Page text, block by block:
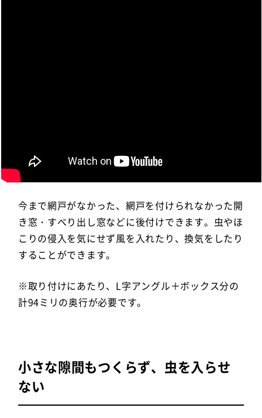
今まで網戸がなかった、網戸を付けられなかった開
き窓・すべり出し窓などに後付けできます。虫やほ
こりの侵入を気にせず風を入れたり、換気をしたり
することができます。
※取り付けにあたり、L字アングル＋ボックス分の
計94ミリの奥行が必要です。
小さな隙間もつくらず、虫を入らせ
ない